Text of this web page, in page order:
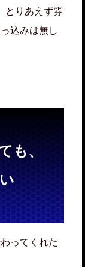
とりあえず雰
込みは無し
も、
ってくれた